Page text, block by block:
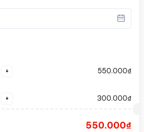
+
550.000₫
+ 300.000₫
550.000₫